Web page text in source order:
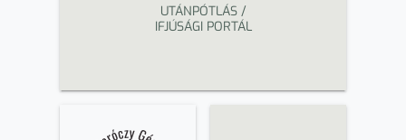
UTÁNPÓTLÁS /
IFJÚSÁGI PORTÁL